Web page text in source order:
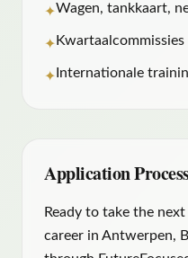
✦Wagen, tankkaart,
✦
✦ Internationale
Application
Ready to take the
career in Antwerpen,